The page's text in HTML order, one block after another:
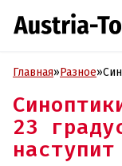
Главная»Разное»
23